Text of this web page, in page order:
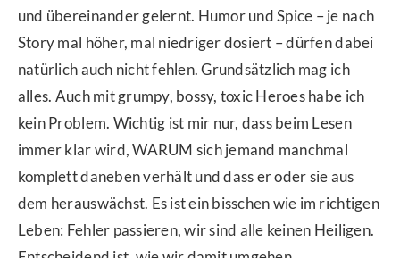
und übereinander gelernt. Humor und Spice – je nach
Story mal höher, mal niedriger dosiert – dürfen dabei
natürlich auch nicht fehlen. Grundsätzlich mag ich
alles. Auch mit grumpy, bossy, toxic Heroes habe ich
kein Problem. Wichtig ist mir nur, dass beim Lesen
immer klar wird, WARUM sich jemand manchmal
komplett daneben verhält und dass er oder sie aus
dem herauswächst. Es ist ein bisschen wie im richtigen
Leben: Fehler passieren, wir sind alle keinen Heiligen.